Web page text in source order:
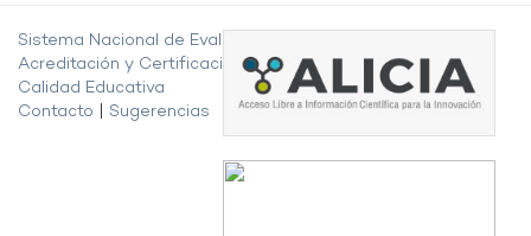
Sistema Nacional de Evaluación,
Acreditación y Certificación de la
Calidad Educativa
Contacto
Sugerencias